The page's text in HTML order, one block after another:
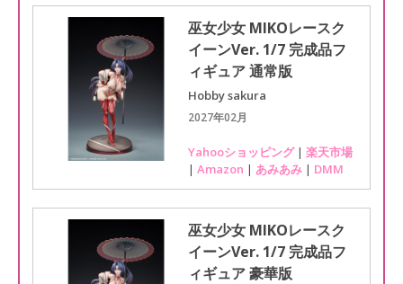
巫女少女 MIKOレースク
イーンVer. 1/7 完成品フ
ィギュア 通常版
Hobby sakura
2027年02月
Yahooショッピング| 楽天市場
| Amazon | あみあみ | DMM
巫女少女 MIKOレースク
イーンVer. 1/7 完成品フ
ィギュア 豪華版